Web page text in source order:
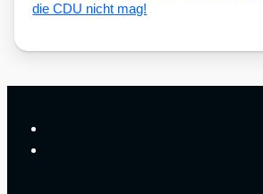
die CDU nicht mag!